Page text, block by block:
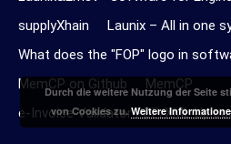
supplyXhain
Launix – All in one
What does the "FOP" logo in
MemCP on Github
MemCP
e-Invoice Validator PDF/XML Upload
Durch die weitere Nutzung der Seite
von Cookies zu.Weitere